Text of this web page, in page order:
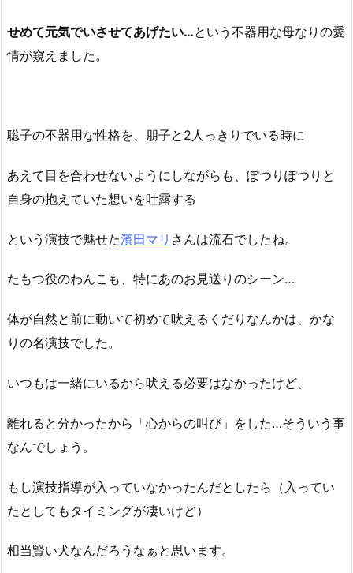
せめて元気でいさせてあげたい…という不器用な母なりの愛
情が窺えました。
聡子の不器用な性格を、朋子と2人っきりでいる時に
あえて目を合わせないようにしながらも、ぽつりぽつりと
自身の抱えていた想いを吐露する
という演技で魅せた濱田マリ さんは流石でしたね。
たもつ役のわんこも、特にあのお見送りのシーン…
体が自然と前に動いて初めて吠えるくだりなんかは、かな
りの名演技でした。
いつもは一緒にいるから吠える必要はなかったけど、
離れると分かったから「心からの叫び」をした…そういう事
なんでしょう。
もし演技指導が入っていなかったんだとしたら（入ってい
たとしてもタイミングが凄いけど）
相当賢い犬なんだろうなぁと思います。